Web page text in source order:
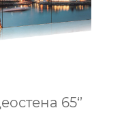
65‘’